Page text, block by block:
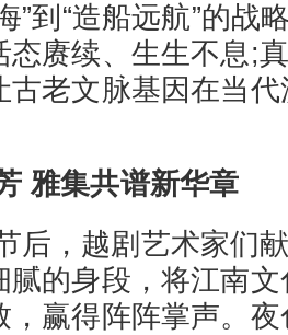
”到“造船远航”的战
态赓续、生生不息;
古老文脉基因在当
雅集共谱新华章
后，越剧艺术家们
腻的身段，将江南
，赢得阵阵掌声。